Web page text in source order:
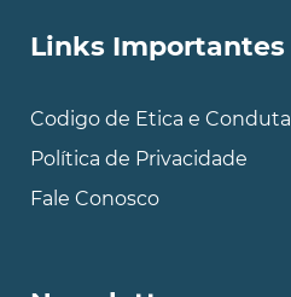
Links Importantes
Codigo de Etica e Conduta
Política de Privacidade
Fale Conosco